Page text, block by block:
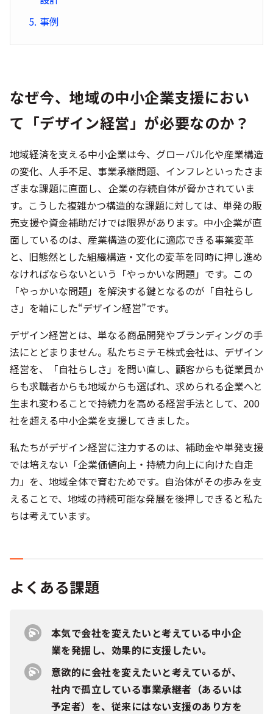
事例
なぜ今、地域の中小企業支援におい
て「デザイン経営」が必要なのか？
地域経済を支える中小企業は今、グローバル化や産業構造
の変化、人手不足、事業承継問題、インフレといったさま
ざまな課題に直面し、 企業の存続自体が脅かされていま
す。こうした複雑かつ構造的な課題に対しては、単発の販
売支援や資金補助だけでは限界があります。中小企業が直
面しているのは、産業構造の変化に適応できる事業変革
と、旧態然とした組織構造・文化の変革を同時に押し進め
なければならないという「やっかいな問題」です。この
「やっかいな問題」を解決する鍵となるのが「自社らし
さ」を軸にした“デザイン経営”です。
デザイン経営とは、単なる商品開発やブランディングの手
法にとどまりません。私たちミテモ株式会社は、デザイン
経営を、「自社らしさ」を問い直し、顧客からも従業員か
らも求職者からも地域からも選ばれ、求められる企業へと
生まれ変わることで持続力を高める経営手法として、200
社を超える中小企業を支援してきました。
私たちがデザイン経営に注力するのは、補助金や単発支援
では培えない「企業価値向上・持続力向上に向けた自走
力」を、地域全体で育むためです。自治体がその歩みを支
えることで、地域の持続可能な発展を後押しできると私た
ちは考えています。
よくある課題
本気で会社を変えたいと考えている中小企
業を発掘し、効果的に支援したい。
意欲的に会社を変えたいと考えているが、
社内で孤立している事業承継者（あるいは
予定者）を、従来にはない支援のあり方を